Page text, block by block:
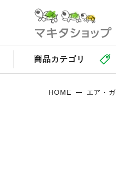
商品カテゴリ
HOME エア・